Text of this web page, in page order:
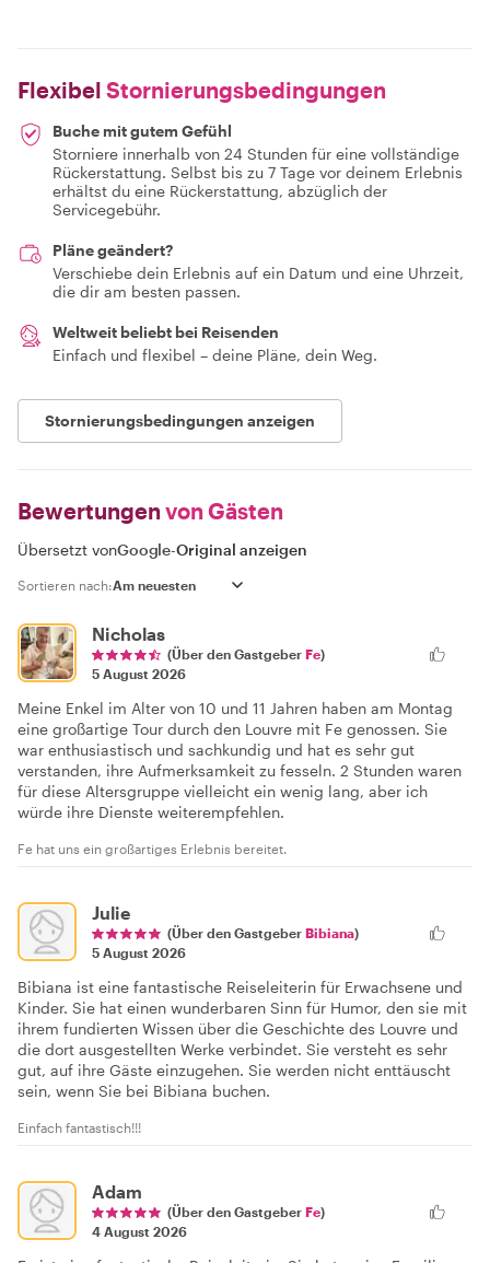
Flexibel Stornierungsbedingungen
Buche mit gutem Gefühl
Storniere innerhalb von 24 Stunden für eine vollständige
Rückerstattung. Selbst bis zu 7 Tage vor deinem Erlebnis
erhältst du eine Rückerstattung, abzüglich der
Servicegebühr.
Pläne geändert?
Verschiebe dein Erlebnis auf ein Datum und eine Uhrzeit,
die dir am besten passen.
Weltweit beliebt bei Reisenden
Einfach und flexibel – deine Pläne, dein Weg.
Stornierungsbedingungen anzeigen
Bewertungen von Gästen
Übersetzt vonGoogle-Original anzeigen
Sortieren nach:
Nicholas
(Über den Gastgeber Fe)
5 August 2026
Meine Enkel im Alter von 10 und 11 Jahren haben am Montag
eine großartige Tour durch den Louvre mit Fe genossen. Sie
war enthusiastisch und sachkundig und hat es sehr gut
verstanden, ihre Aufmerksamkeit zu fesseln. 2 Stunden waren
für diese Altersgruppe vielleicht ein wenig lang, aber ich
würde ihre Dienste weiterempfehlen.
Fe hat uns ein großartiges Erlebnis bereitet.
Julie
(Über den Gastgeber Bibiana)
5 August 2026
Bibiana ist eine fantastische Reiseleiterin für Erwachsene und
Kinder. Sie hat einen wunderbaren Sinn für Humor, den sie mit
ihrem fundierten Wissen über die Geschichte des Louvre und
die dort ausgestellten Werke verbindet. Sie versteht es sehr
gut, auf ihre Gäste einzugehen. Sie werden nicht enttäuscht
sein, wenn Sie bei Bibiana buchen.
Einfach fantastisch!!!
Adam
(Über den Gastgeber Fe)
4 August 2026